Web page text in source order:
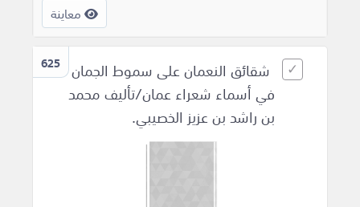
معاينة
625 شقائق النعمان على سموط الجمان
في أسماء شعراء عمان/تأليف محمد
بن راشد بن عزيز الخصيبي.